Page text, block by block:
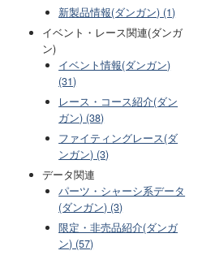
新製品情報(ダンガン) (1)
イベント・レース関連(ダンガ
ン)
イベント情報(ダンガン)
(31)
レース・コース紹介(ダン
ガン) (38)
ファイティングレース(ダ
ンガン) (3)
データ関連
パーツ・シャーシ系データ
(ダンガン) (3)
限定・非売品紹介(ダンガ
ン) (57)